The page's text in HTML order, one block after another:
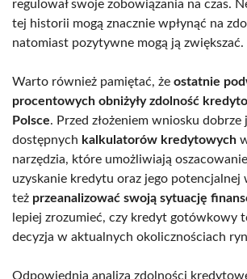
regulował swoje zobowiązania na czas.
tej historii mogą znacznie wpłynąć na
natomiast pozytywne mogą ją zwiększać.
Warto również pamiętać, że ostatnie
procentowych obniżyły zdolność
Polsce. Przed złożeniem wniosku dobrze
dostępnych kalkulatorów kredytowych
narzędzia, które umożliwiają
uzyskanie kredytu oraz jego
też przeanalizować swoją sytuację
lepiej zrozumieć, czy kredyt gotówkowy
decyzja w aktualnych okolicznościach
Odpowiednia analiza zdolności